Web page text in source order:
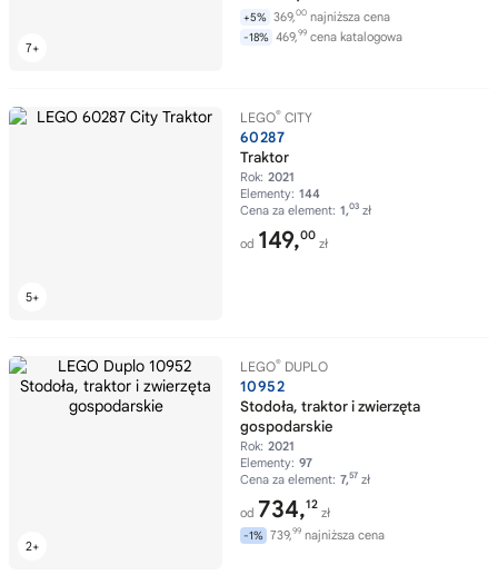
+5% 369,00 najniższa cena
-18% 469,99 cena katalogowa
LEGO® CITY
60287
Traktor
Rok: 2021
Elementy: 144
Cena za element: 1,03 zł
od 149,00
zł
LEGO® DUPLO
10952
Stodoła, traktor i zwierzęta
gospodarskie
Rok: 2021
Elementy: 97
Cena za element: 7,57 zł
od 734,12
zł
-1% 739,99 najniższa cena